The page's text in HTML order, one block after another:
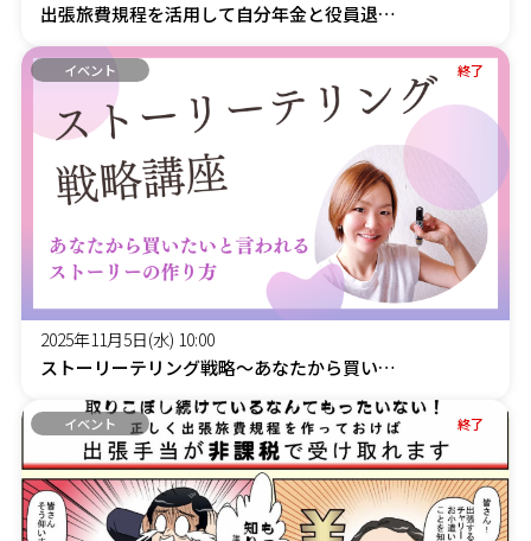
出張旅費規程を活用して自分年金と役員退職金を準備しよう!
イベント 終了
2025年11月5日(水) 10:00
ストーリーテリング戦略～あなたから買いたい」と言われる秘訣!!～
イベント 終了